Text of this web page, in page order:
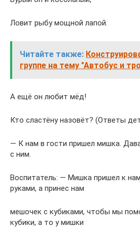
Ловит рыбу мощной лапой.
Читайте также:
группе на тему "Автобус и
А ещё он любит мёд!
Кто сластёну назовёт? (Ответы
— К нам в гости пришел мишка.
с ним.
Воспитатель: — Мишка пришел к
руками, а принес нам
мешочек с кубиками, чтобы мы
кубики, а то у мишки